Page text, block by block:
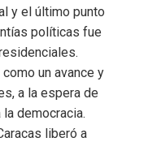
y el último punto
políticas fue
un avance y
a la espera de
democracia.
liberó a